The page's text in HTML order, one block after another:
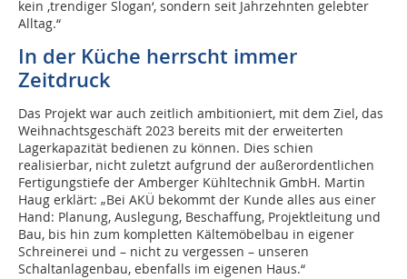
kein ‚trendiger Slogan‘, sondern seit Jahrzehnten gelebter
Alltag.“
In der Küche herrscht immer
Zeitdruck
Das Projekt war auch zeitlich ambitioniert, mit dem Ziel, das
Weihnachtsgeschäft 2023 bereits mit der erweiterten
Lagerkapazität bedienen zu können. Dies schien
realisierbar, nicht zuletzt aufgrund der außerordentlichen
Fertigungstiefe der Amberger Kühltechnik GmbH. Martin
Haug erklärt: „Bei AKÜ bekommt der Kunde alles aus einer
Hand: Planung, Auslegung, Beschaffung, Projektleitung und
Bau, bis hin zum kompletten Kältemöbelbau in eigener
Schreinerei und – nicht zu vergessen – unseren
Schaltanlagenbau, ebenfalls im eigenen Haus.“